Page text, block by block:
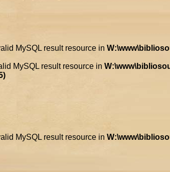
MySQL result resource in
MySQL result resource in
MySQL result resource in